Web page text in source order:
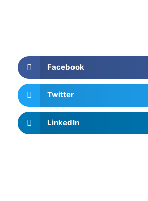
Facebook
Twitter
LinkedIn